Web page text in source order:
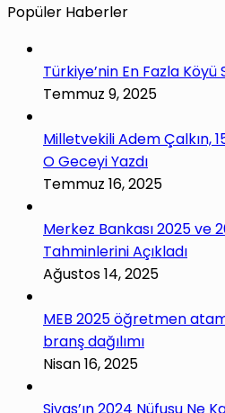
Popüler Haberler
Türkiye’nin En Fazla Köyü
Temmuz 9, 2025
Milletvekili Adem Çalkın,
O Geceyi Yazdı
Temmuz 16, 2025
Merkez Bankası 2025 ve
Tahminlerini Açıkladı
Ağustos 14, 2025
MEB 2025 öğretmen
branş dağılımı
Nisan 16, 2025